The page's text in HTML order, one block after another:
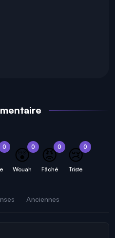
0 0
😲
Wouah
0
😡
Fâché
0
😢
Triste
Anciennes